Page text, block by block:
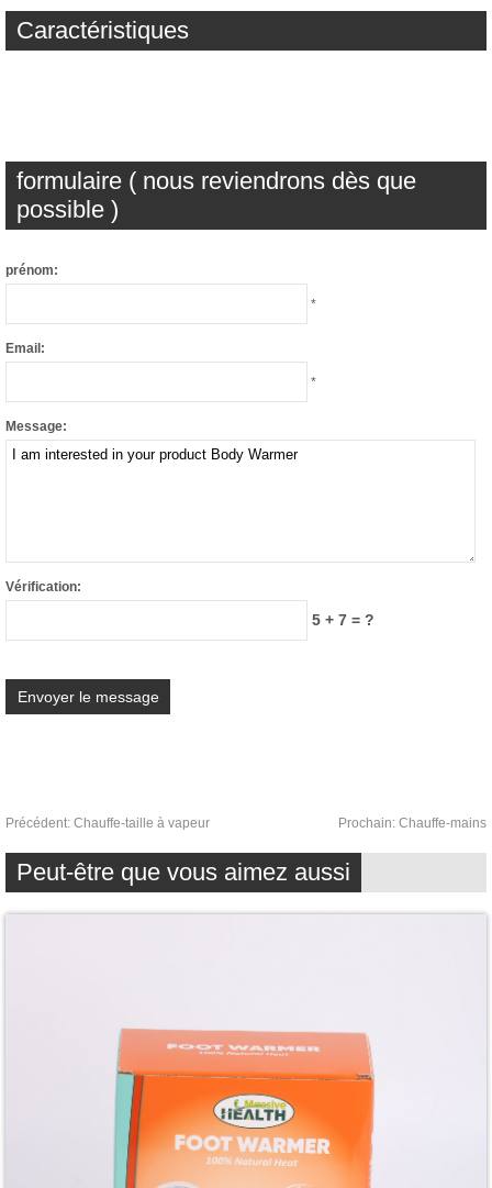
Caractéristiques
formulaire ( nous reviendrons dès que
possible )
prénom:
*
Email:
*
Message:
Vérification:
5 + 7 = ?
Précédent: Chauffe-taille à vapeur Prochain: Chauffe-mains
Peut-être que vous aimez aussi